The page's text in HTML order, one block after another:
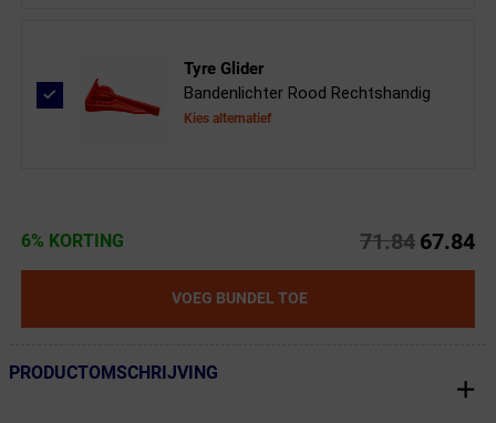
Tyre Glider
Bandenlichter Rood Rechtshandig
Kies alternatief
6% KORTING 71.84 67.84
VOEG BUNDEL TOE
← Terug naar productnavigatie
PRODUCTOMSCHRIJVING